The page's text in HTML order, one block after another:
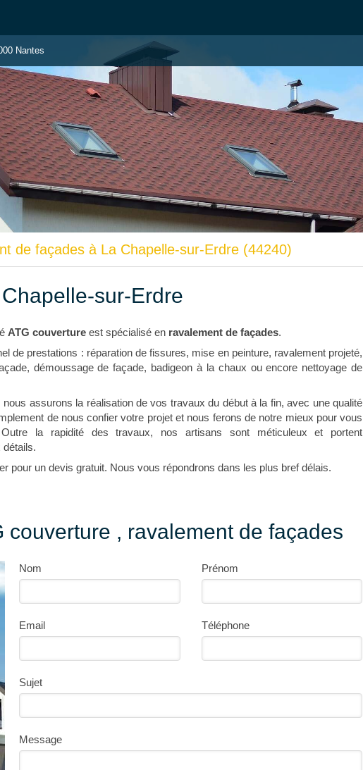
Nantes
de façades à La Chapelle-sur-Erdre (44240)
sur-Erdre
ATG couvertureest spécialisé en ravalement de façades.
de prestations : réparation de fissures, mise en peinture, ravalement projeté,
démoussage de façade, badigeon à la chaux ou encore nettoyage de
assurons la réalisation de vos travaux du début à la fin, avec une qualité
de nous confier votre projet et nous ferons de notre mieux pour vous
la rapidité des travaux, nos artisans sont méticuleux et portent
détails.
pour un devis gratuit. Nous vous répondrons dans les plus bref délais.
couverture , ravalement de façades
Nom Prénom
Email Téléphone
Sujet
Message